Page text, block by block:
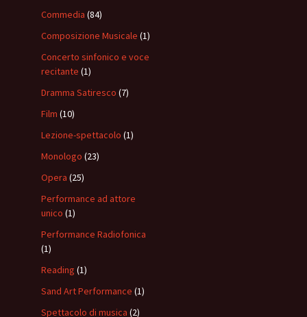
Commedia (84)
Composizione Musicale (1)
Concerto sinfonico e voce
recitante (1)
Dramma Satiresco (7)
Film (10)
Lezione-spettacolo (1)
Monologo (23)
Opera (25)
Performance ad attore
unico (1)
Performance Radiofonica
(1)
Reading (1)
Sand Art Performance (1)
Spettacolo di musica (2)